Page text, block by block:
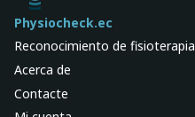
Physiocheck.ec
Reconocimiento de fisioterapia
Acerca de
Contacte